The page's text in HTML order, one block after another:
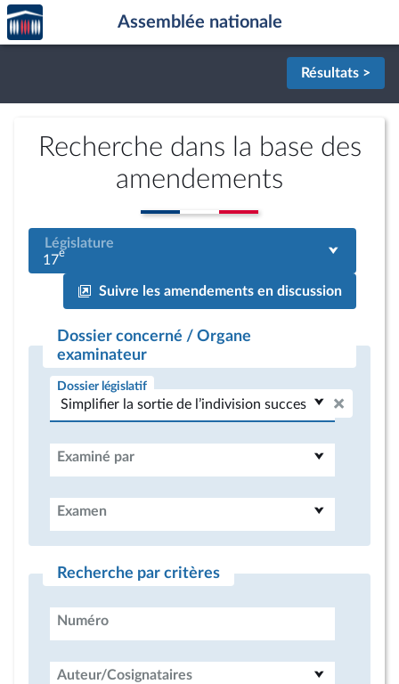
Aller au contenu
Aller en bas de la page
Accèder
à la
page
Assemblée nationale
Résultats >
Recherche dans la base des
amendements
Législature
17e
Suivre les amendements en discussion
Dossier concerné / Organe
examinateur
Dossier législatif
Examiné par
Examen
Recherche par critères
Numéro
Auteur/Cosignataires